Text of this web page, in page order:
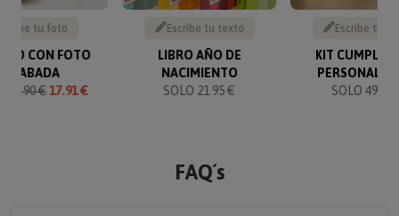
Sube tu foto
CON FOTO
GRABADA
19.90 €17.91 €
Escribe tu texto
LIBRO AÑO DE
NACIMIENTO
SOLO 21.95 €
Escribe tu
KIT
SOLO 49.90
FAQ´s